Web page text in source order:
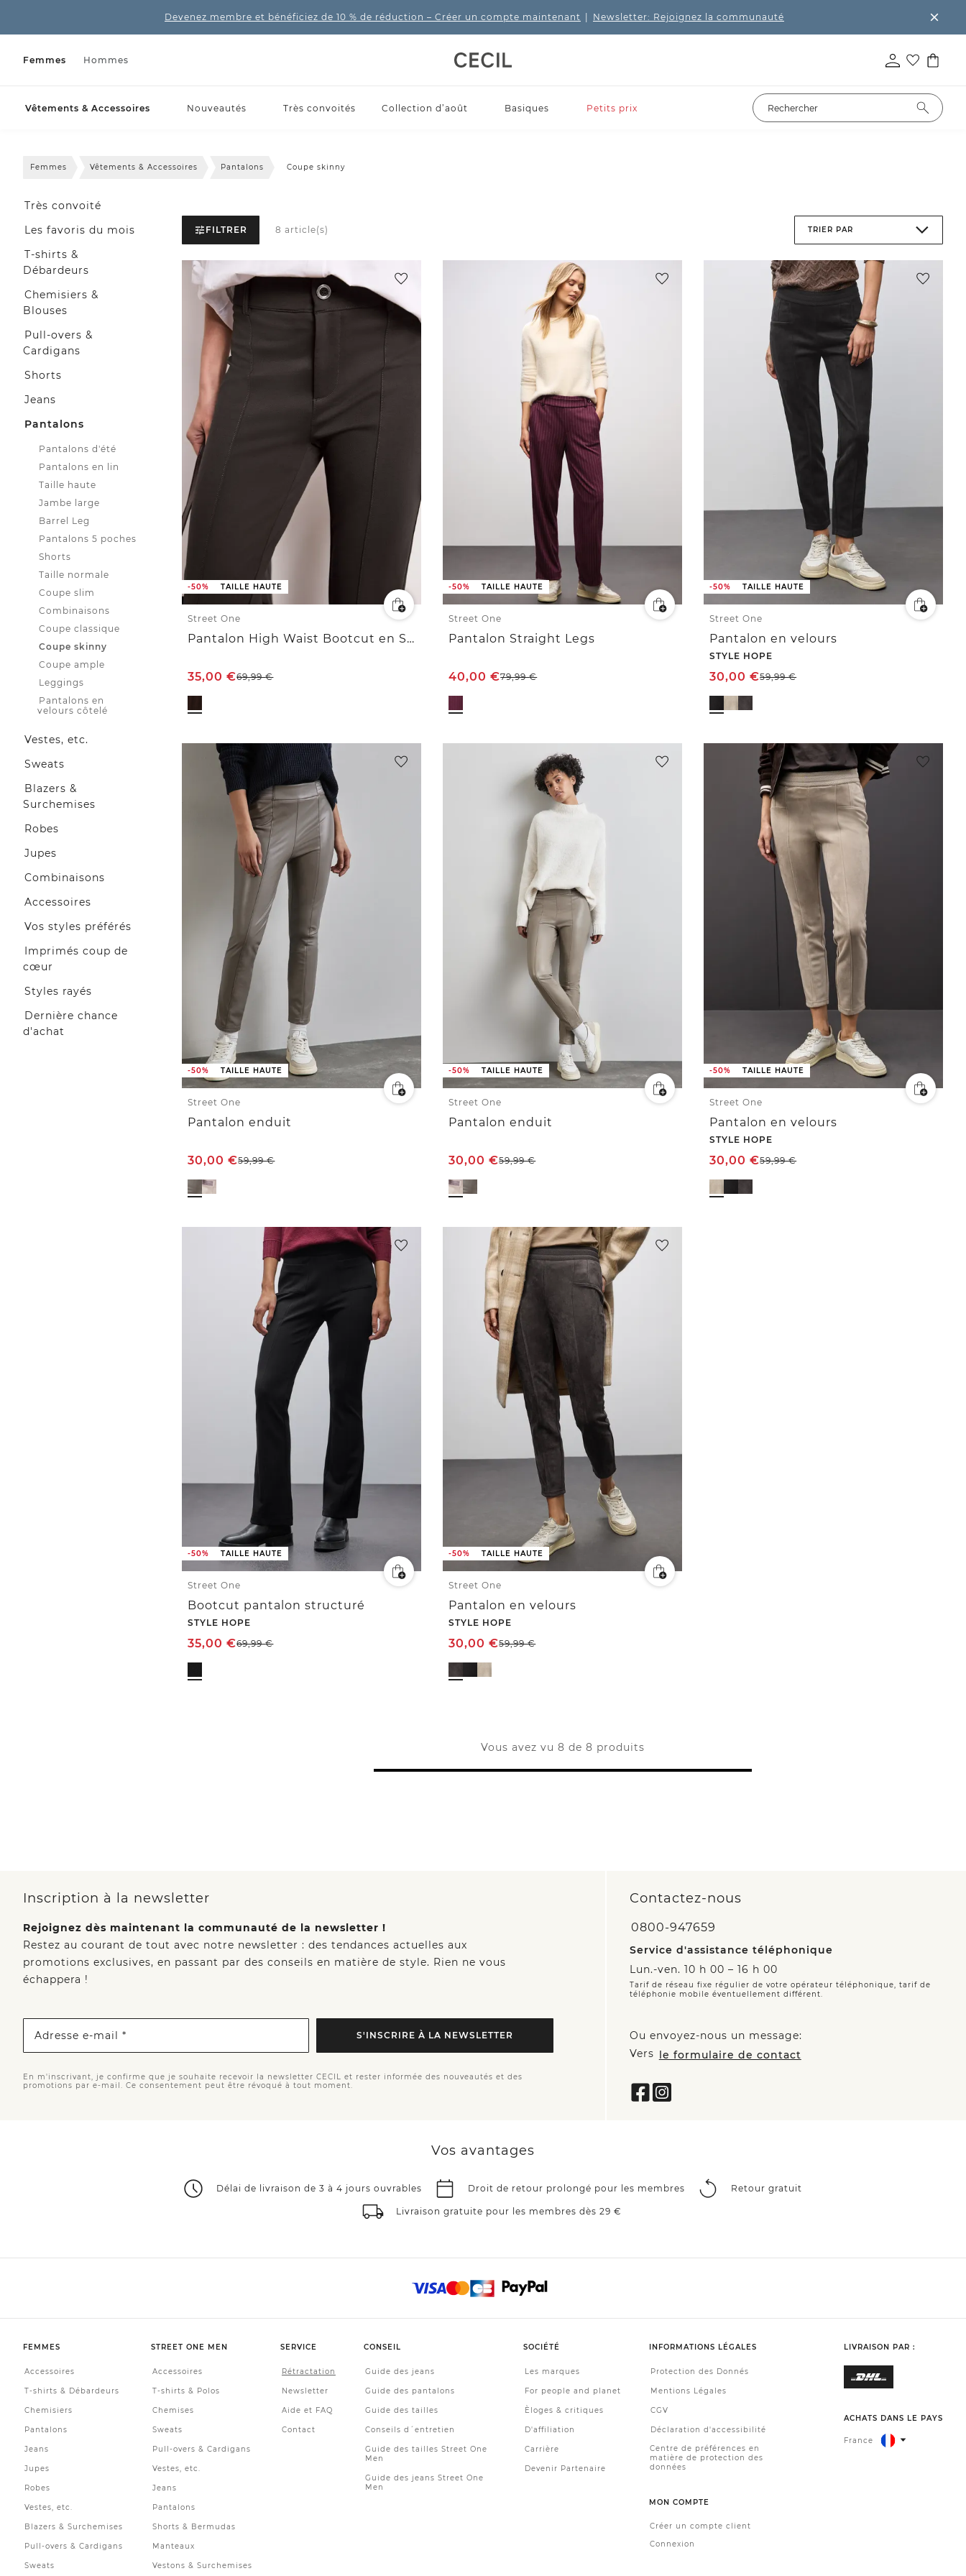
Devenez membre et bénéficiez de 10 % de réduction – Créer un compte maintenant Newsletter: Rejoignez la communauté
Femmes Hommes
Vêtements & Accessoires Nouveautés Très convoités Collection d’août Basiques Petits prix
Femmes Vêtements & Accessoires Pantalons Coupe skinny
Très convoité
Les favoris du mois
T-shirts &
Débardeurs
Chemisiers &
Blouses
Pull-overs &
Cardigans
Shorts
Jeans
Pantalons
Pantalons d'été
Pantalons en lin
Taille haute
Jambe large
Barrel Leg
Pantalons 5 poches
Shorts
Taille normale
Coupe slim
Combinaisons
Coupe classique
Coupe skinny
Coupe ample
Leggings
Pantalons en
velours côtelé
Vestes, etc.
Sweats
Blazers &
Surchemises
Robes
Jupes
Combinaisons
Accessoires
Vos styles préférés
Imprimés coup de
cœur
Styles rayés
Dernière chance
d'achat
FILTRER 8 article(s) TRIER PAR
-50% TAILLE HAUTE
Street One
Pantalon High Waist Bootcut en Skinny Fit
35,00€69,99€
-50% TAILLE HAUTE
Street One
Pantalon Straight Legs
40,00€79,99€
-50% TAILLE HAUTE
Street One
Pantalon en velours
STYLE HOPE
30,00€59,99€
-50% TAILLE HAUTE
Street One
Pantalon enduit
30,00€59,99€
-50% TAILLE HAUTE
Street One
Pantalon enduit
30,00€59,99€
-50% TAILLE HAUTE
Street One
Pantalon en velours
STYLE HOPE
30,00€59,99€
-50% TAILLE HAUTE
Street One
Bootcut pantalon structuré
STYLE HOPE
35,00€69,99€
-50% TAILLE HAUTE
Street One
Pantalon en velours
STYLE HOPE
30,00€59,99€
Vous avez vu 8 de 8 produits
Inscription à la newsletter
Rejoignez dès maintenant la communauté de la newsletter !
Restez au courant de tout avec notre newsletter : des tendances actuelles aux
promotions exclusives, en passant par des conseils en matière de style. Rien ne vous
échappera !
Adresse e-mail * S'INSCRIRE À LA NEWSLETTER
En m'inscrivant, je confirme que je souhaite recevoir la newsletter CECIL et rester informée des nouveautés et des
promotions par e-mail. Ce consentement peut être révoqué à tout moment.
Contactez-nous
0800-947659
Service d'assistance téléphonique
Lun.-ven. 10 h 00 – 16 h 00
Tarif de réseau fixe régulier de votre opérateur téléphonique, tarif de
téléphonie mobile éventuellement différent.
Ou envoyez-nous un message:
Vers le formulaire de contact
Vos avantages
Délai de livraison de 3 à 4 jours ouvrables Droit de retour prolongé pour les membres Retour gratuit
Livraison gratuite pour les membres dès 29 €
FEMMES
Accessoires
T-shirts & Débardeurs
Chemisiers
Pantalons
Jeans
Jupes
Robes
Vestes, etc.
Blazers & Surchemises
Pull-overs & Cardigans
Sweats
STREET ONE MEN
Accessoires
T-shirts & Polos
Chemises
Sweats
Pull-overs & Cardigans
Vestes, etc.
Jeans
Pantalons
Shorts & Bermudas
Manteaux
Vestons & Surchemises
SERVICE
Rétractation
Newsletter
Aide et FAQ
Contact
CONSEIL
Guide des jeans
Guide des pantalons
Guide des tailles
Conseils d´entretien
Guide des tailles Street One
Men
Guide des jeans Street One
Men
SOCIÉTÉ
Les marques
For people and planet
Èloges & critiques
D'affiliation
Carrière
Devenir Partenaire
INFORMATIONS LÉGALES
Protection des Donnés
Mentions Légales
CGV
Déclaration d'accessibilité
Centre de préférences en
matière de protection des
données
MON COMPTE
Créer un compte client
Connexion
LIVRAISON PAR :
ACHATS DANS LE PAYS
France